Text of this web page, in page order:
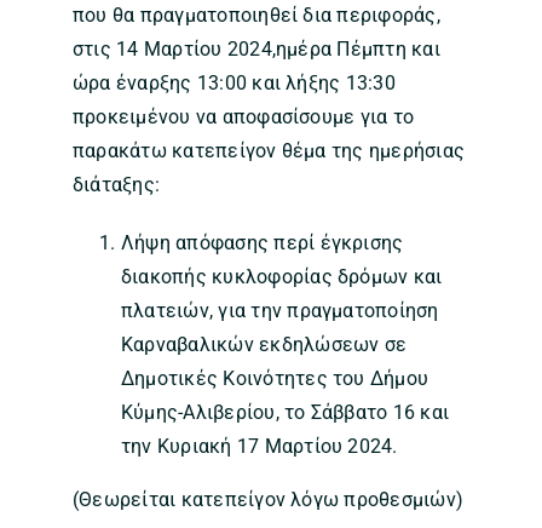
που θα πραγματοποιηθεί δια περιφοράς,
στις 14 Μαρτίου 2024,ημέρα Πέμπτη και
ώρα έναρξης 13:00 και λήξης 13:30
προκειμένου να αποφασίσουμε για το
παρακάτω κατεπείγον θέμα της ημερήσιας
διάταξης:
Λήψη απόφασης περί έγκρισης
διακοπής κυκλοφορίας δρόμων και
πλατειών, για την πραγματοποίηση
Καρναβαλικών εκδηλώσεων σε
Δημοτικές Κοινότητες του Δήμου
Κύμης-Αλιβερίου, το Σάββατο 16 και
την Κυριακή 17 Μαρτίου 2024.
(Θεωρείται κατεπείγον λόγω προθεσμιών)